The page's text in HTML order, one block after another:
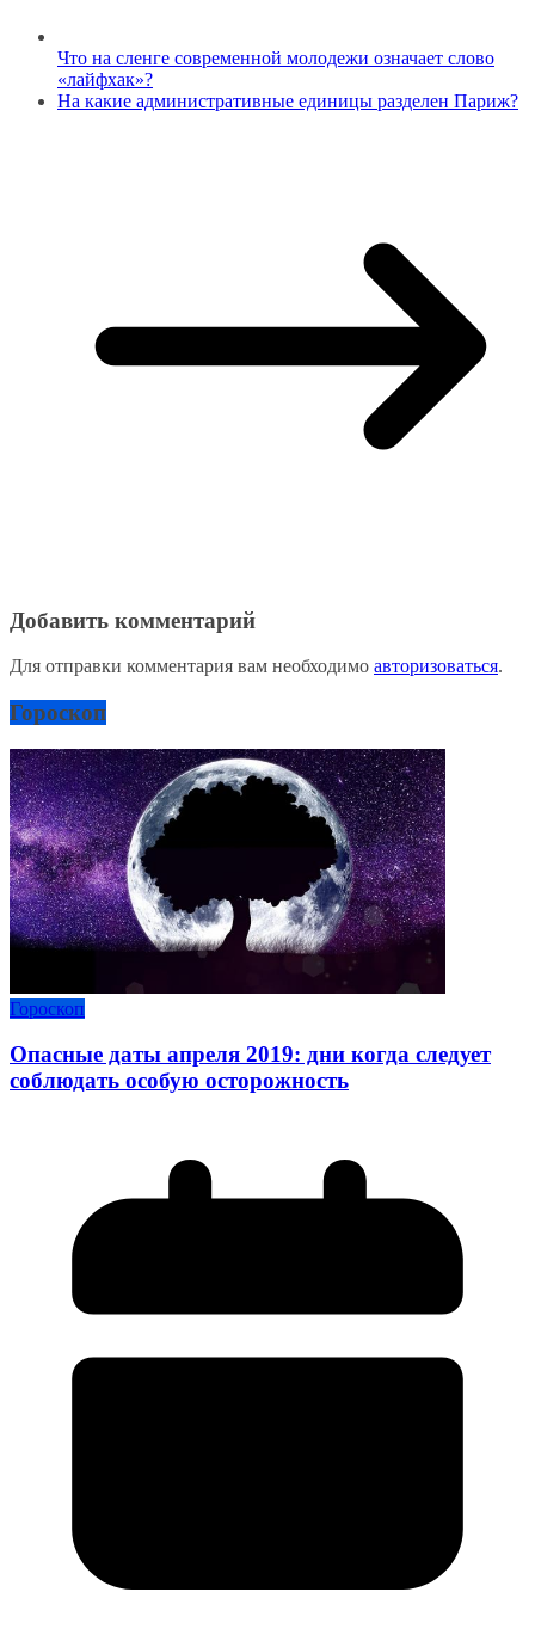
Что на сленге современной молодежи означает слово
«лайфхак»?
На какие административные единицы разделен Париж?
Добавить комментарий
Для отправки комментария вам необходимо авторизоваться.
Гороскоп
Гороскоп
Опасные даты апреля 2019: дни когда следует
соблюдать особую осторожность